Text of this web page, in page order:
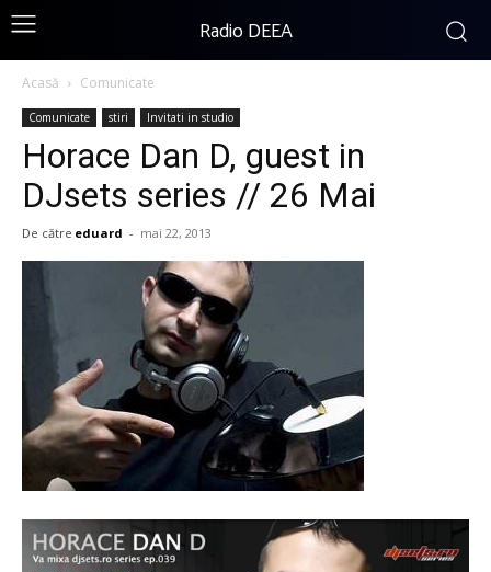
Radio DEEA
Acasă Comunicate
Comunicate stiri Invitati in studio
Horace Dan D, guest in
DJsets series // 26 Mai
De către eduard - mai 22, 2013